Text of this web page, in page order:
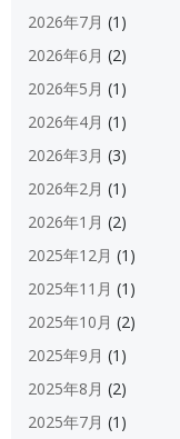
2026年7月 (1)
2026年6月 (2)
2026年5月 (1)
2026年4月 (1)
2026年3月 (3)
2026年2月 (1)
2026年1月 (2)
2025年12月 (1)
2025年11月 (1)
2025年10月 (2)
2025年9月 (1)
2025年8月 (2)
2025年7月 (1)